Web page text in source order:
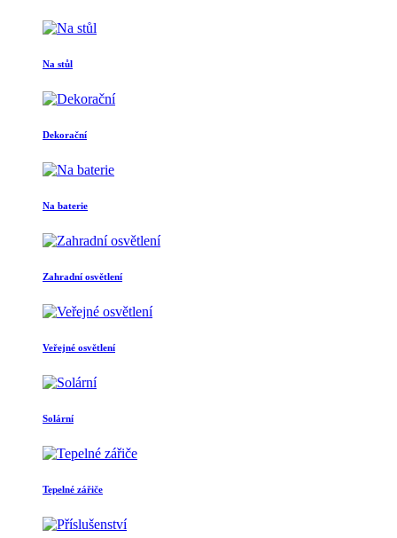
Na stůl
Dekorační
Na baterie
Zahradní osvětlení
Veřejné osvětlení
Solární
Tepelné zářiče